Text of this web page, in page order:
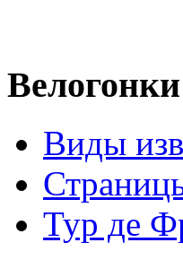
Виды
Тур де